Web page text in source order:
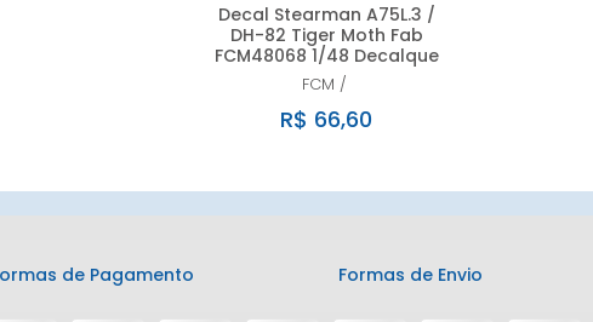
Decal Stearman A75L.3 /
DH-82 Tiger Moth Fab
FCM48068 1/48 Decalque
FCM /
R$ 66,60
de Pagamento Formas de Envio